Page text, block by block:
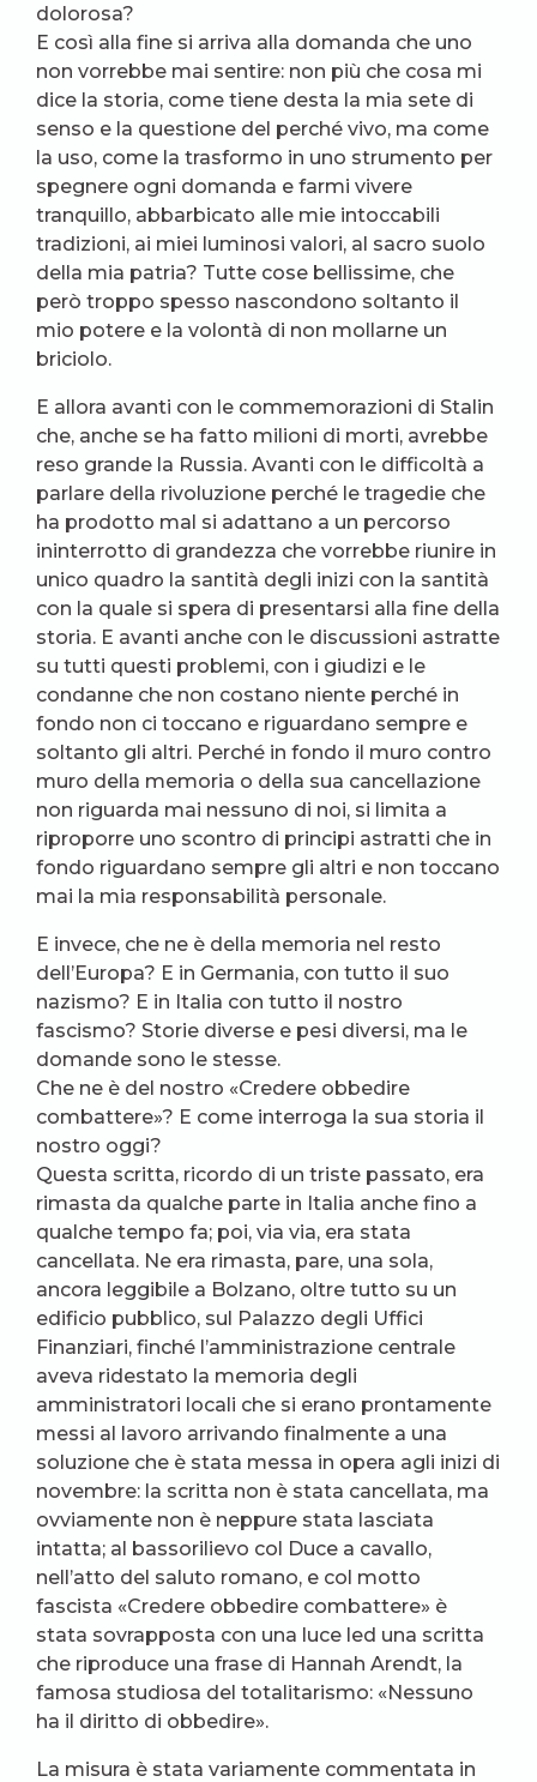
dolorosa?
E così alla fine si arriva alla domanda che uno
non vorrebbe mai sentire: non più che cosa mi
dice la storia, come tiene desta la mia sete di
senso e la questione del perché vivo, ma come
la uso, come la trasformo in uno strumento per
spegnere ogni domanda e farmi vivere
tranquillo, abbarbicato alle mie intoccabili
tradizioni, ai miei luminosi valori, al sacro suolo
della mia patria? Tutte cose bellissime, che
però troppo spesso nascondono soltanto il
mio potere e la volontà di non mollarne un
briciolo.
E allora avanti con le commemorazioni di Stalin
che, anche se ha fatto milioni di morti, avrebbe
reso grande la Russia. Avanti con le difficoltà a
parlare della rivoluzione perché le tragedie che
ha prodotto mal si adattano a un percorso
ininterrotto di grandezza che vorrebbe riunire in
unico quadro la santità degli inizi con la santità
con la quale si spera di presentarsi alla fine della
storia. E avanti anche con le discussioni astratte
su tutti questi problemi, con i giudizi e le
condanne che non costano niente perché in
fondo non ci toccano e riguardano sempre e
soltanto gli altri. Perché in fondo il muro contro
muro della memoria o della sua cancellazione
non riguarda mai nessuno di noi, si limita a
riproporre uno scontro di principi astratti che in
fondo riguardano sempre gli altri e non toccano
mai la mia responsabilità personale.
E invece, che ne è della memoria nel resto
dell’Europa? E in Germania, con tutto il suo
nazismo? E in Italia con tutto il nostro
fascismo? Storie diverse e pesi diversi, ma le
domande sono le stesse.
Che ne è del nostro «Credere obbedire
combattere»? E come interroga la sua storia il
nostro oggi?
Questa scritta, ricordo di un triste passato, era
rimasta da qualche parte in Italia anche fino a
qualche tempo fa; poi, via via, era stata
cancellata. Ne era rimasta, pare, una sola,
ancora leggibile a Bolzano, oltre tutto su un
edificio pubblico, sul Palazzo degli Uffici
Finanziari, finché l’amministrazione centrale
aveva ridestato la memoria degli
amministratori locali che si erano prontamente
messi al lavoro arrivando finalmente a una
soluzione che è stata messa in opera agli inizi di
novembre: la scritta non è stata cancellata, ma
ovviamente non è neppure stata lasciata
intatta; al bassorilievo col Duce a cavallo,
nell’atto del saluto romano, e col motto
fascista «Credere obbedire combattere» è
stata sovrapposta con una luce led una scritta
che riproduce una frase di Hannah Arendt, la
famosa studiosa del totalitarismo: «Nessuno
ha il diritto di obbedire».
La misura è stata variamente commentata in